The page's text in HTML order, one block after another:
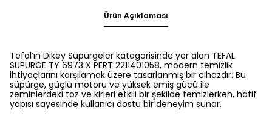
Ürün Açıklaması
Tefal’ın Dikey Süpürgeler kategorisinde yer alan TEFAL
SUPURGE TY 6973 X PERT 2211401058, modern temizlik
ihtiyaçlarını karşılamak üzere tasarlanmış bir cihazdır. Bu
süpürge, güçlü motoru ve yüksek emiş gücü ile
zeminlerdeki toz ve kirleri etkili bir şekilde temizlerken, hafif
yapısı sayesinde kullanıcı dostu bir deneyim sunar.